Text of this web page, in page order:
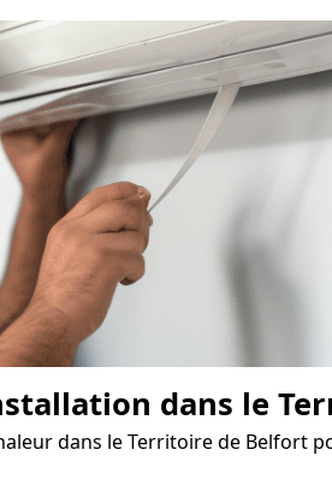
dans le
dans le Territoire de